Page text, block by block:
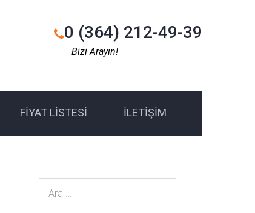
0 (364) 212-49-39
Bizi Arayın!
FIYAT LISTESI İLETIŞIM